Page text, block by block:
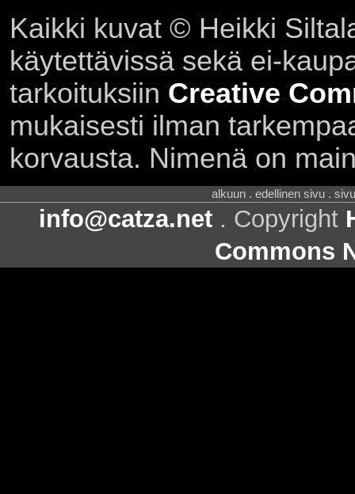
Kaikki kuvat © Heikki
käytettävissä sekä ei-
tarkoituksiin Creative
mukaisesti ilman
korvausta. Nimenä on
alkuun . edellinen sivu .
info@catza.net . Copyright
Commons